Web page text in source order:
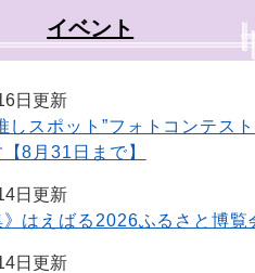
イベント
日更新
しスポット”フォトコンテスト
8月31日まで】
日更新
》はえばる2026ふるさと博覧
日更新